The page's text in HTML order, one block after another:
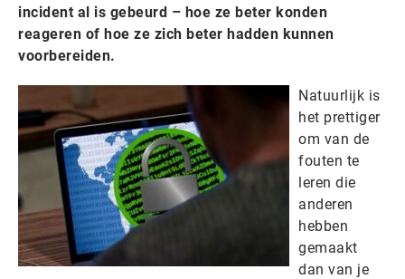
incident al is gebeurd – hoe ze beter konden
reageren of hoe ze zich beter hadden kunnen
voorbereiden.
Natuurlijk is
het prettiger
om van de
fouten te
leren die
anderen
hebben
gemaakt
dan van je